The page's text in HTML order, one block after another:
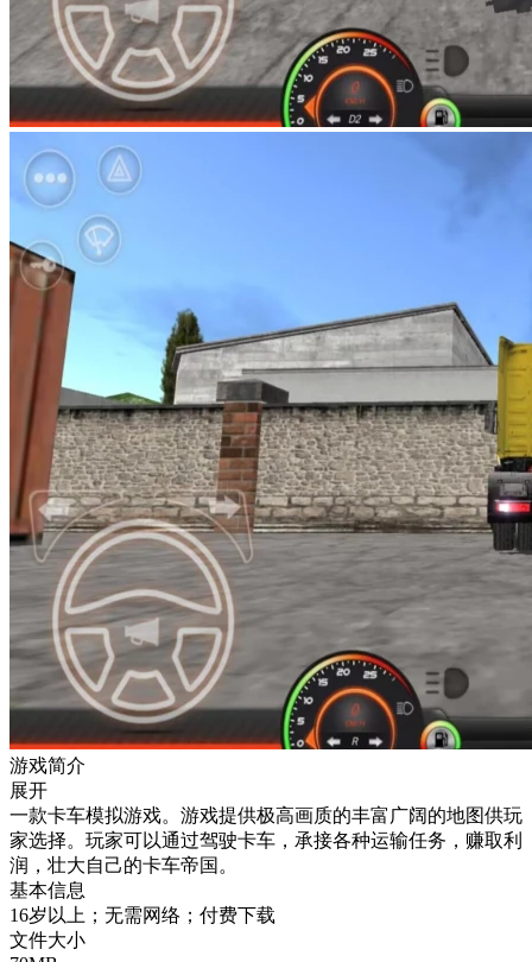
游戏简介
展开
一款卡车模拟游戏。游戏提供极高画质的丰富广阔的地图供玩
家选择。玩家可以通过驾驶卡车，承接各种运输任务，赚取利
润，壮大自己的卡车帝国。
基本信息
16岁以上；无需网络；付费下载
文件大小